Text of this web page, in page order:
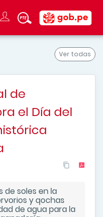
Ver todas
de
el Día del
de soles en la
y qochas
de agua para la